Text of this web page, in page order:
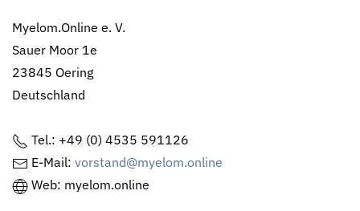
Myelom.Online e. V.
Sauer Moor 1e
23845 Oering
Deutschland
Tel.: +49 (0) 4535 591126
E-Mail: vorstand@myelom.online
Web: myelom.online